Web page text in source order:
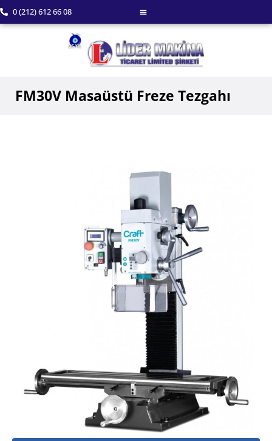
0 (212) 612 66 08
FM30V Masaüstü Freze Tezgahı